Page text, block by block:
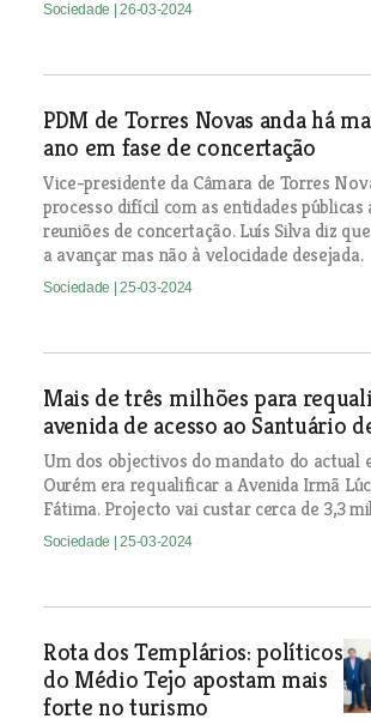
Sociedade | 26-03-2024
PDM de Torres Novas anda há
ano em fase de concertação
Vice-presidente da Câmara de Torres
processo difícil com as entidades públicas
reuniões de concertação. Luís Silva diz
a avançar mas não à velocidade desejada.
Sociedade | 25-03-2024
Mais de três milhões para
avenida de acesso ao Santuário
Um dos objectivos do mandato do actual
Ourém era requalificar a Avenida Irmã
Fátima. Projecto vai custar cerca de 3,3
Sociedade | 25-03-2024
Rota dos Templários: políticos
do Médio Tejo apostam mais
forte no turismo